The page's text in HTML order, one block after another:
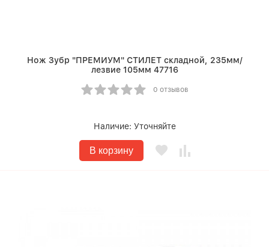
Нож Зубр "ПРЕМИУМ" СТИЛЕТ складной, 235мм/
лезвие 105мм 47716
0 отзывов
Наличие: Уточняйте
В корзину